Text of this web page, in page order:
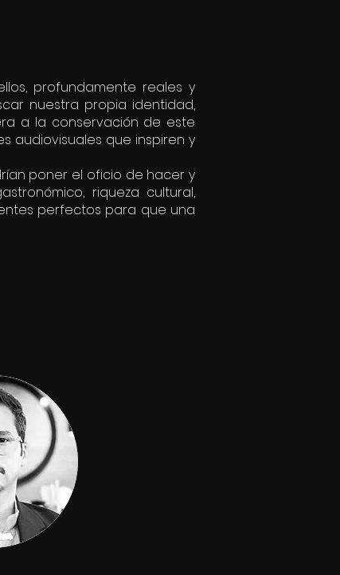
profundamente reales y
nuestra propia identidad,
a la conservación de este
audiovisuales que inspiren y
poner el oficio de hacer y
riqueza cultural,
perfectos para que una